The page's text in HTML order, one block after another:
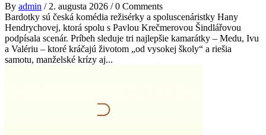
By admin / 2. augusta 2026 /0 Comments
Bardotky sú česká komédia režisérky a spoluscenáristky Hany
Hendrychovej, ktorá spolu s Pavlou Krečmerovou Šindlářovou
podpísala scenár. Príbeh sleduje tri najlepšie kamarátky – Medu, Ivu
a Valériu – ktoré kráčajú životom „od vysokej školy“ a riešia
samotu, manželské krízy aj...